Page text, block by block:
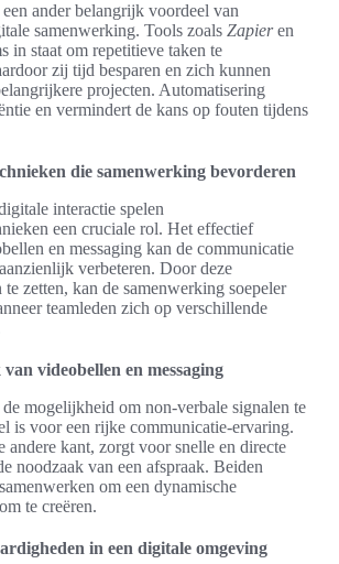
ander belangrijk voordeel van
samenwerking. Tools zoals Zapieren
in staat om repetitieve taken te
zij tijd besparen en zich kunnen
projecten. Automatisering
en vermindert de kans op fouten tijdens
die samenwerking bevorderen
interactie spelen
een cruciale rol. Het effectief
en messaging kan de communicatie
verbeteren. Door deze
zetten, kan de samenwerking soepeler
teamleden zich op verschillende
videobellen en messaging
mogelijkheid om non-verbale signalen te
is voor een rijke communicatie-ervaring.
andere kant, zorgt voor snelle en directe
noodzaak van een afspraak. Beiden
om een dynamische
te creëren.
in een digitale omgeving